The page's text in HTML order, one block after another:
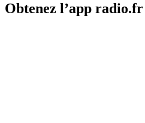
Obtenez l’app